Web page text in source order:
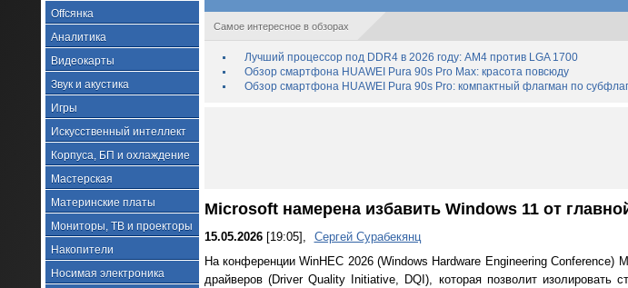
Offсянка
Аналитика
Видеокарты
Звук и акустика
Игры
Искусственный интеллект
Корпуса, БП и охлаждение
Мастерская
Материнские платы
Мониторы, ТВ и проекторы
Накопители
Носимая электроника
Самое интересное в обзорах
Лучший процессор под DDR4 в 2026 году: AM4 против LGA 1700
Обзор смартфона HUAWEI Pura 90s Pro Max: красота повсюду
Обзор смартфона HUAWEI Pura 90s Pro: компактный флагман по
Microsoft намерена избавить Windows 11 от
15.05.2026[19:05],
Сергей Сурабекянц
На конференции WinHEC 2026 (Windows Hardware Engineering Conference)
драйверов (Driver Quality Initiative, DQI), которая позволит изолировать